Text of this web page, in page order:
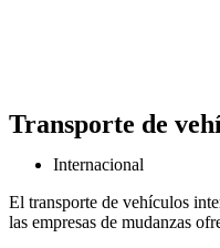
Transporte de
Internacional
El transporte de vehículos
las empresas de mudanzas